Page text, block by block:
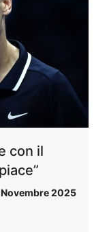
con il
Novembre 2025